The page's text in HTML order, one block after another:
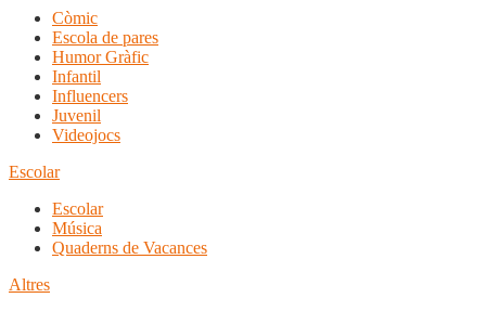
Còmic
Escola de pares
Humor Gràfic
Infantil
Influencers
Juvenil
Videojocs
Escolar
Escolar
Música
Quaderns de Vacances
Altres